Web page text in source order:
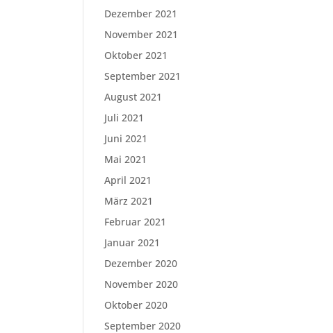
Dezember 2021
November 2021
Oktober 2021
September 2021
August 2021
Juli 2021
Juni 2021
Mai 2021
April 2021
März 2021
Februar 2021
Januar 2021
Dezember 2020
November 2020
Oktober 2020
September 2020